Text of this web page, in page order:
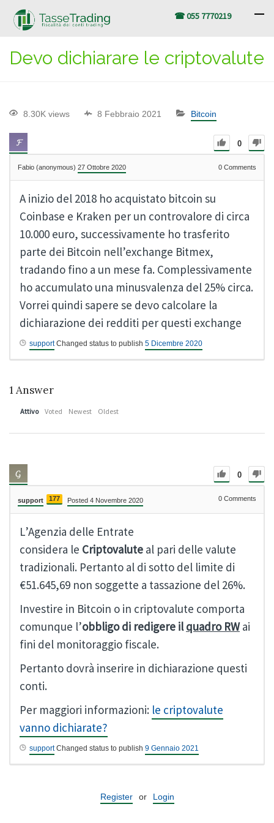
☎ 055 7770219
Devo dichiarare le criptovalute
8.30K views 8 Febbraio 2021 Bitcoin
0
Fabio (anonymous) 27 Ottobre 2020 0 Comments
A inizio del 2018 ho acquistato bitcoin su
Coinbase e Kraken per un controvalore di circa
10.000 euro, successivamente ho trasferito
parte dei Bitcoin nell’exchange Bitmex,
tradando fino a un mese fa. Complessivamente
ho accumulato una minusvalenza del 25% circa.
Vorrei quindi sapere se devo calcolare la
dichiarazione dei redditi per questi exchange
supportChanged status to publish 5 Dicembre 2020
1 Answer
Attivo Voted Newest Oldest
0
support 177 Posted 4 Novembre 2020 0 Comments
L’Agenzia delle Entrate
considera le Criptovalute al pari delle valute
tradizionali. Pertanto al di sotto del limite di
€51.645,69 non soggette a tassazione del 26%.
Investire in Bitcoin o in criptovalute comporta
comunque l’obbligo di redigere ilquadro RWai
fini del monitoraggio fiscale.
Pertanto dovrà inserire in dichiarazione questi
conti.
Per maggiori informazioni: le criptovalute
vanno dichiarate?
supportChanged status to publish 9 Gennaio 2021
Register or Login